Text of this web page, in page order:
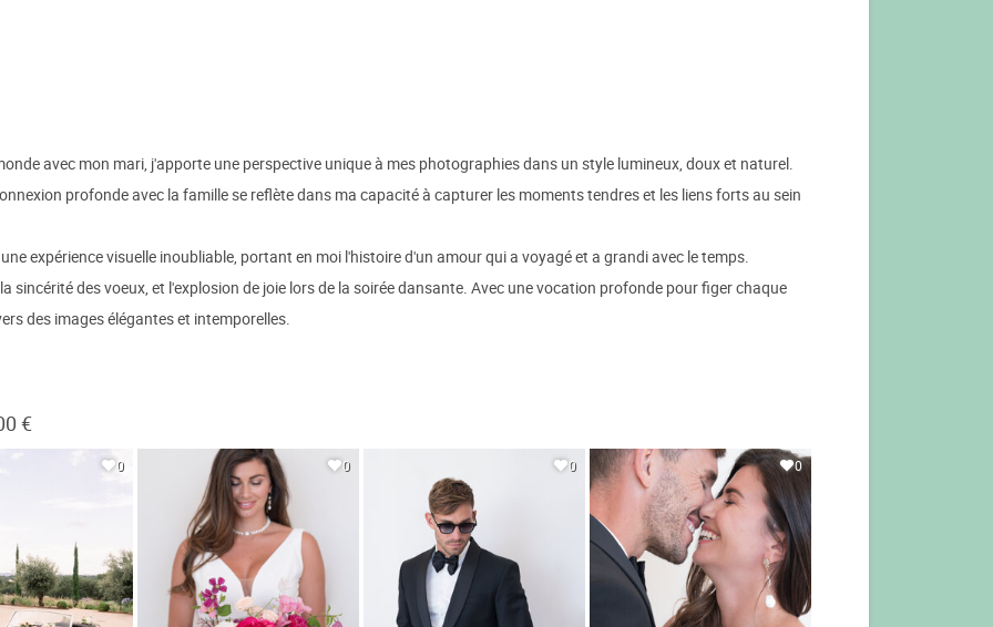
avec mon mari, j'apporte une perspective unique à mes photographies dans un style lumineux, doux et naturel.
profonde avec la famille se reflète dans ma capacité à capturer les moments tendres et les liens forts au sein
expérience visuelle inoubliable, portant en moi l'histoire d'un amour qui a voyagé et a grandi avec le temps.
sincérité des voeux, et l'explosion de joie lors de la soirée dansante. Avec une vocation profonde pour figer chaque
des images élégantes et intemporelles.
€
0 0 0 0